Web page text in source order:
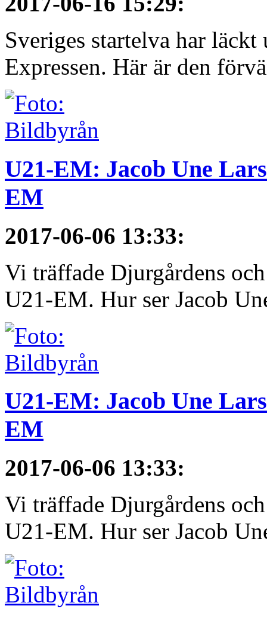
Sveriges startelva har
Expressen. Här är den
U21-EM: Jacob Une
EM
2017-06-06 13:33:
Vi träffade Djurgårdens
U21-EM. Hur ser Jacob
U21-EM: Jacob Une
EM
2017-06-06 13:33:
Vi träffade Djurgårdens
U21-EM. Hur ser Jacob